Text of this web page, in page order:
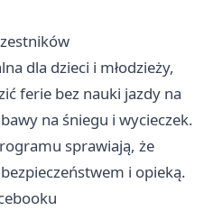
dla dzieci i młodzieży,
ferie bez nauki jazdy na
na śniegu i wycieczek.
sprawiają, że
i opieką.